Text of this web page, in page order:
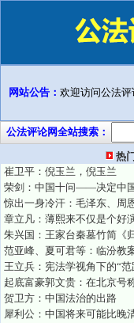
网站公告： 欢迎访问公法评
公法评论网全站搜索：
热
崔卫平：倪玉兰，倪玉兰
荣剑：中国十问——决定中
惊出一身冷汗：毛泽东、周
章立凡：薄熙来不仅是个好
朱兴国：王家台秦墓竹简《
范亚峰、夏可君等：临汾教
王立兵：宪法学视角下的“
起底富豪郭文贵：在北京号
贺卫方：中国法治的出路
犀利公：中国将来可能比晚